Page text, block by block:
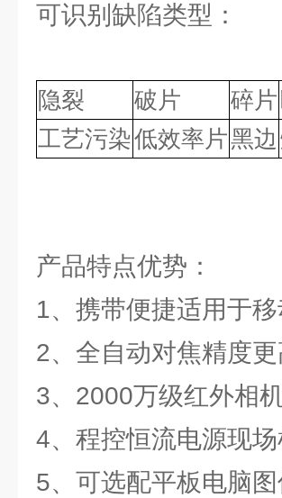
可识别缺陷类型：
隐裂 破片 碎片
工艺污染低效率片黑边
产品特点优势：
1、携带便捷适用于
2、全自动对焦精度
3、2000万级红外相
4、程控恒流电源现
5、可选配平板电脑